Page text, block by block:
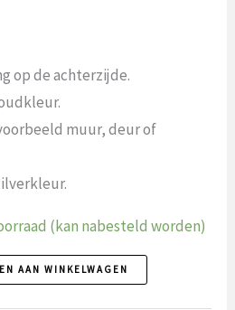
op de achterzijde.
muur, deur of
(kan nabesteld worden)
AAN WINKELWAGEN